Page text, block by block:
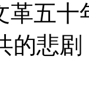
革五
的悲